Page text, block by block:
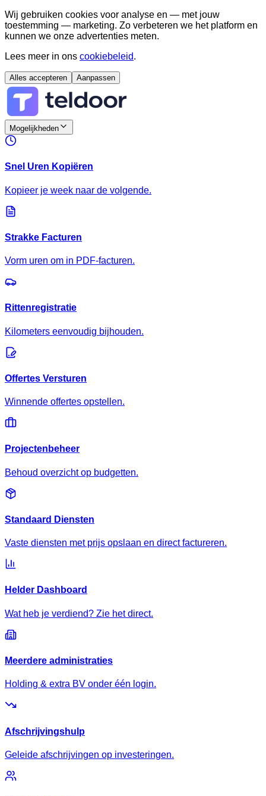
Wij gebruiken cookies voor analyse en — met jouw
toestemming — marketing. Zo verbeteren we het platform en
kunnen we onze advertenties meten.
Lees meer in ons cookiebeleid.
Alles accepteren Aanpassen
Mogelijkheden
Snel Uren Kopiëren
Kopieer je week naar de volgende.
Strakke Facturen
Vorm uren om in PDF-facturen.
Rittenregistratie
Kilometers eenvoudig bijhouden.
Offertes Versturen
Winnende offertes opstellen.
Projectenbeheer
Behoud overzicht op budgetten.
Standaard Diensten
Vaste diensten met prijs opslaan en direct factureren.
Helder Dashboard
Wat heb je verdiend? Zie het direct.
Meerdere administraties
Holding & extra BV onder één login.
Afschrijvingshulp
Geleide afschrijvingen op investeringen.